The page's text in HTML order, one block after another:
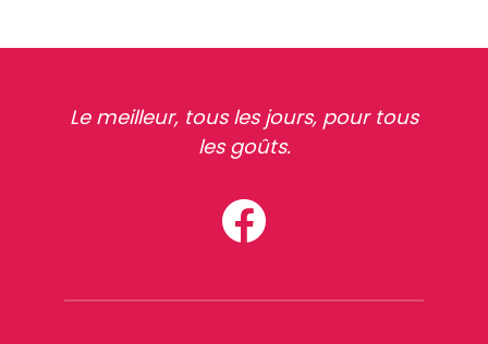
Le meilleur, tous les jours, pour tous
les goûts.